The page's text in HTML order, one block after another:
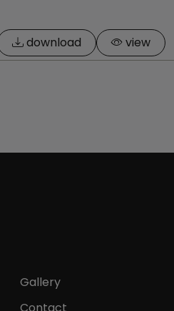
download
view
Gallery
Contact